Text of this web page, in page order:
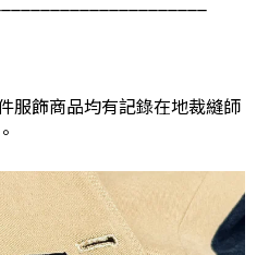
服飾商品均有記錄在地裁縫師